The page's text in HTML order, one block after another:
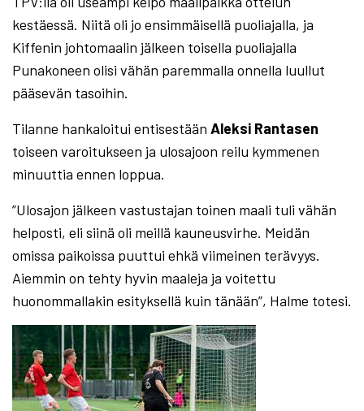
kestäessä. Niitä oli jo ensimmäisellä puoliajalla, ja
Kiffenin johtomaalin jälkeen toisella puoliajalla
Punakoneen olisi vähän paremmalla onnella luullut
pääsevän tasoihin.
Tilanne hankaloitui entisestään Aleksi Rantasen
toiseen varoitukseen ja ulosajoon reilu kymmenen
minuuttia ennen loppua.
”Ulosajon jälkeen vastustajan toinen maali tuli vähän
helposti, eli siinä oli meillä kauneusvirhe. Meidän
omissa paikoissa puuttui ehkä viimeinen terävyys.
Aiemmin on tehty hyvin maaleja ja voitettu
huonommallakin esityksellä kuin tänään”, Halme totesi.